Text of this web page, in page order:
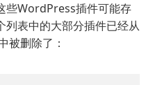
些WordPress插件可能存
列表中的大部分插件已经从
被删除了：